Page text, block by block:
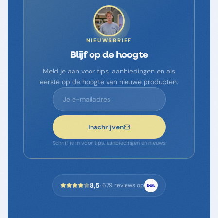
NIEUWSBRIEF
Blijf op de hoogte
Meld je aan voor tips, aanbiedingen en als
eerste op de hoogte van nieuwe producten.
Inschrijven
Schrijf je in voor tips, aanbiedingen en nieuws
8,5·679 reviews op